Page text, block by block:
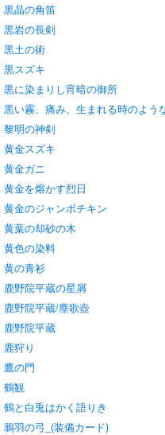
黒晶の角笛
黒岩の長剣
黒土の術
黒スズキ
黒に染まりし宵暗の御所
黒い霧、痛み、生まれる時のよ
黎明の神剣
黄金スズキ
黄金ガニ
黄金を熔かす烈日
黄金のジャンボチキン
黄葉の却砂の木
黄色の染料
黄の青衫
鹿野院平蔵の星屑
鹿野院平蔵/塵歌壺
鹿野院平蔵
鹿狩り
鷹の門
鶴観
鶴と白兎はかく語りき
鴉羽の弓_(装備カード)